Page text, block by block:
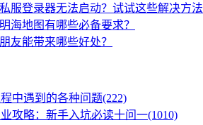
服登录器无法启动？试试这些解决方法
海地图有哪些必备要求？
友能带来哪些好处？
中遇到的各种问题(222)
攻略：新手入坑必读十问一(1010)